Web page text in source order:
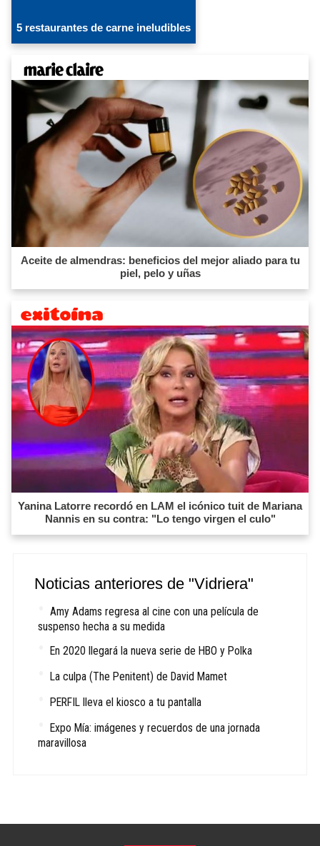
5 restaurantes de carne ineludibles
Aceite de almendras: beneficios del mejor aliado para tu
piel, pelo y uñas
Yanina Latorre recordó en LAM el icónico tuit de Mariana
Nannis en su contra: "Lo tengo virgen el culo"
Noticias anteriores de "Vidriera"
Amy Adams regresa al cine con una película de
suspenso hecha a su medida
En 2020 llegará la nueva serie de HBO y Polka
La culpa (The Penitent) de David Mamet
PERFIL lleva el kiosco a tu pantalla
Expo Mía: imágenes y recuerdos de una jornada
maravillosa